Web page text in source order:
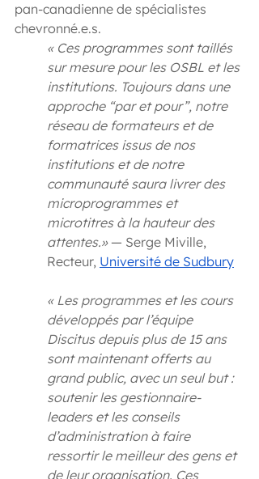
pan-canadienne de spécialistes
chevronné.e.s.
« Ces programmes sont taillés
sur mesure pour les OSBL et les
institutions. Toujours dans une
approche “par et pour”, notre
réseau de formateurs et de
formatrices issus de nos
institutions et de notre
communauté saura livrer des
microprogrammes et
microtitres à la hauteur des
attentes.» — Serge Miville,
Recteur, Université de Sudbury
« Les programmes et les cours
développés par l’équipe
Discitus depuis plus de 15 ans
sont maintenant offerts au
grand public, avec un seul but :
soutenir les gestionnaire-
leaders et les conseils
d’administration à faire
ressortir le meilleur des gens et
de leur organisation. Ces